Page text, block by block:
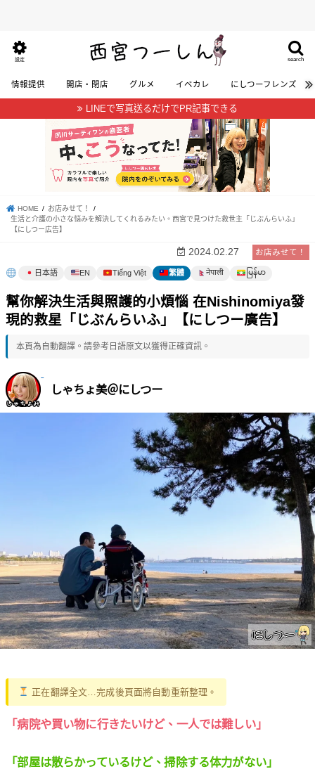
search
設定
情報提供 開店・閉店 グルメ イベカレ にしつーフレンズ
LINEで写真送るだけでPR記事できる
HOME
お店みせて！
生活と介護の小さな悩みを解決してくれるみたい。西宮で見つけた救世主「じぶんらいふ」
【にしつー広告】
お店みせて！
2024.02.27
日本語 EN Tiếng Việt 繁體 नेपाली မြန်မာ
幫你解決生活與照護的小煩惱 在Nishinomiya發
現的救星「じぶんらいふ」【にしつー廣告】
本頁為自動翻譯。請參考日語原文以獲得正確資訊。
しゃちょ美＠にしつー
正在翻譯全文…完成後頁面將自動重新整理。
「病院や買い物に行きたいけど、一人では難しい」
「部屋は散らかっているけど、掃除する体力がない」